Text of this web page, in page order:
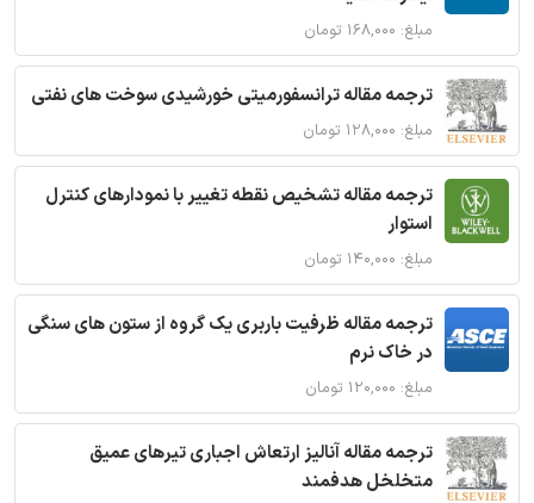
مبلغ: ۱۶۸,۰۰۰ تومان
ترجمه مقاله ترانسفورمیتی خورشیدی سوخت های نفتی
مبلغ: ۱۲۸,۰۰۰ تومان
ترجمه مقاله تشخیص نقطه تغییر با نمودارهای کنترل
استوار
مبلغ: ۱۴۰,۰۰۰ تومان
ترجمه مقاله ظرفیت باربری یک گروه از ستون های سنگی
در خاک نرم
مبلغ: ۱۲۰,۰۰۰ تومان
ترجمه مقاله آنالیز ارتعاش اجباری تیرهای عمیق
متخلخل هدفمند